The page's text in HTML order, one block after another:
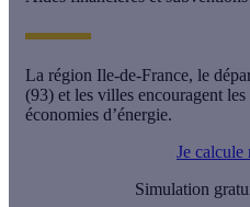
La région Ile-de-France, le
(93) et les villes encouragent
économies d’énergie.
Je calcule
Simulation